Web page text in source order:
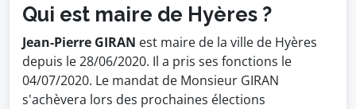
Qui est maire de Hyères ?
Jean-Pierre GIRAN est maire de la ville de Hyères
depuis le 28/06/2020. Il a pris ses fonctions le
04/07/2020. Le mandat de Monsieur GIRAN
s'achèvera lors des prochaines élections